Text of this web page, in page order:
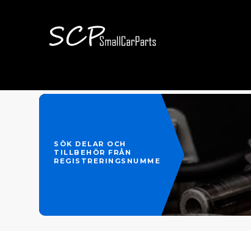
SÖK DELAR OCH
TILLBEHÖR FRÅN
REGISTRERINGSNUMMER